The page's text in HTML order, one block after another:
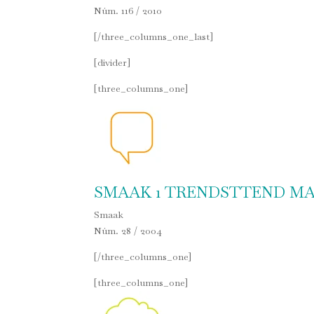
Núm. 116 / 2010
[/three_columns_one_last]
[divider]
[three_columns_one]
SMAAK ı TRENDSTTEND
Smaak
Núm. 28 / 2004
[/three_columns_one]
[three_columns_one]